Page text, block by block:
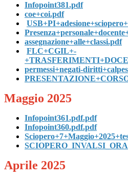
Infopoint381.pdf
coe+coi.pdf
assegnazione+alle+classi.pdf
FLC+CGIL+-
permessi+negati-
Maggio 2025
Infopoint361.pdf.pdf
Infopoint360.pdf.pdf
Aprile 2025